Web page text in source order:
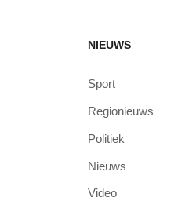
NIEUWS
Sport
Regionieuws
Politiek
Nieuws
Video